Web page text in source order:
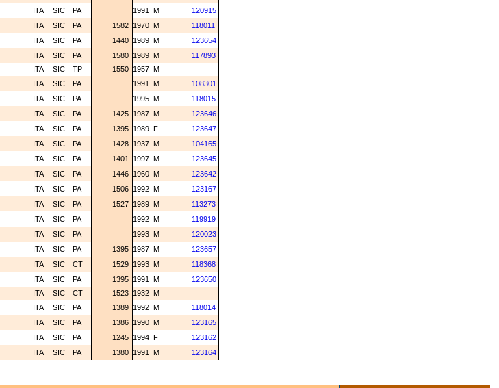
ITA SIC PA 1991 M
120915
ITA SIC PA 1582 1970 M
118011
ITA SIC PA 1440 1989 M
123654
ITA SIC PA 1580 1989 M
117893
ITA SIC TP 1550 1957 M
ITA SIC PA 1991 M
108301
ITA SIC PA 1995 M
118015
ITA SIC PA 1425 1987 M
123646
ITA SIC PA 1395 1989 F
123647
ITA SIC PA 1428 1937 M
104165
ITA SIC PA 1401 1997 M
123645
ITA SIC PA 1446 1960 M
123642
ITA SIC PA 1506 1992 M
123167
ITA SIC PA 1527 1989 M
113273
ITA SIC PA 1992 M
119919
ITA SIC PA 1993 M
120023
ITA SIC PA 1395 1987 M
123657
ITA SIC CT 1529 1993 M
118368
ITA SIC PA 1395 1991 M
123650
ITA SIC CT 1523 1932 M
ITA SIC PA 1389 1992 M
118014
ITA SIC PA 1386 1990 M
123165
ITA SIC PA 1245 1994 F
123162
ITA SIC PA 1380 1991 M 123164